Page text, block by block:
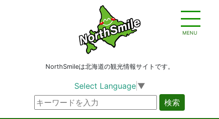
MENU
NorthSmileは北海道の観光情報サイトです。
Select Language ▼
検索